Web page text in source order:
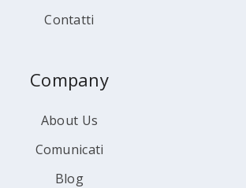
Contatti
Company
About Us
Comunicati
Blog